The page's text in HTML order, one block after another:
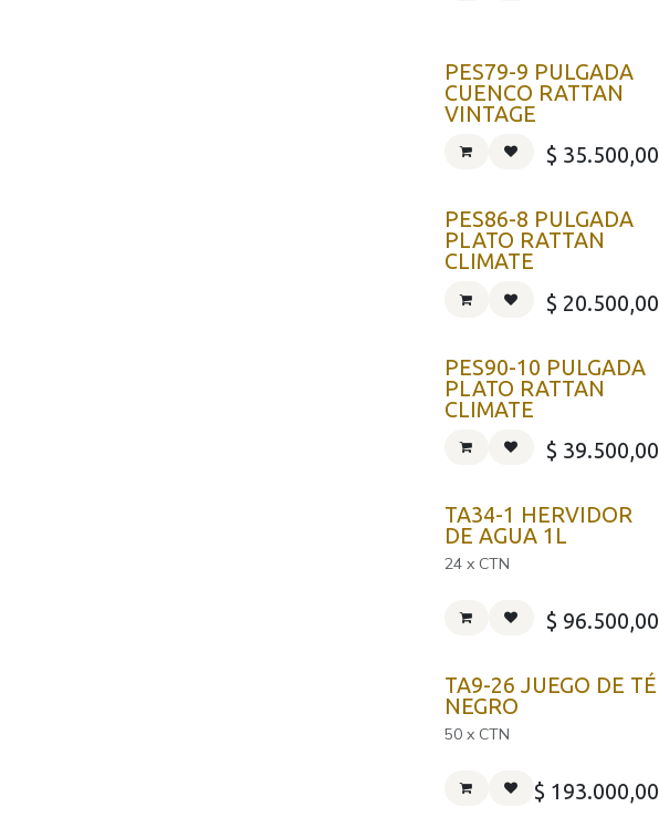
PES79-9 PULGADA
CUENCO RATTAN
VINTAGE
$ 35.500,00
PES86-8 PULGADA
PLATO RATTAN
CLIMATE
$ 20.500,00
PES90-10 PULGADA
PLATO RATTAN
CLIMATE
$ 39.500,00
TA34-1 HERVIDOR
DE AGUA 1L
24 x CTN
$ 96.500,00
TA9-26 JUEGO DE TÉ
NEGRO
50 x CTN
$ 193.000,00